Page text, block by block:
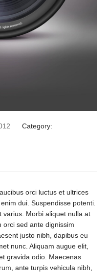
Category:
orci luctus et ultrices
dui. Suspendisse potenti.
varius. Morbi aliquet nulla at
orci sed ante dignissim
justo nibh, dapibus eu
nunc. Aliquam augue elit,
gravida odio. Maecenas
ante turpis vehicula nibh,